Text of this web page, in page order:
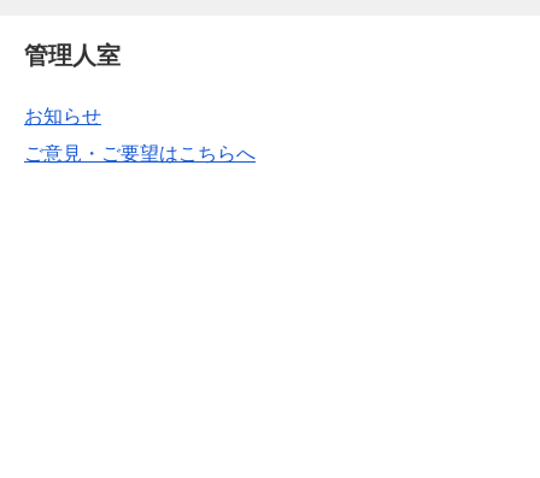
管理人室
お知らせ
ご意見・ご要望はこちらへ